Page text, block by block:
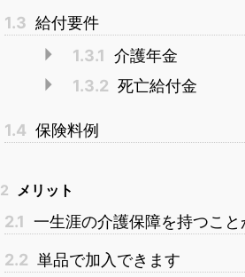
1.3 給付要件
1.3.1 介護年金
1.3.2 死亡給付金
1.4 保険料例
2 メリット
2.1 一生涯の介護保障を持つこと
2.2 単品で加入できます